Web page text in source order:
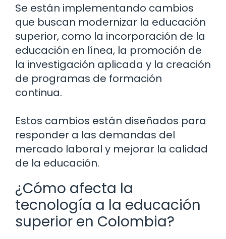
Se están implementando cambios
que buscan modernizar la educación
superior, como la incorporación de la
educación en línea, la promoción de
la investigación aplicada y la creación
de programas de formación
continua.
Estos cambios están diseñados para
responder a las demandas del
mercado laboral y mejorar la calidad
de la educación.
¿Cómo afecta la
tecnología a la educación
superior en Colombia?